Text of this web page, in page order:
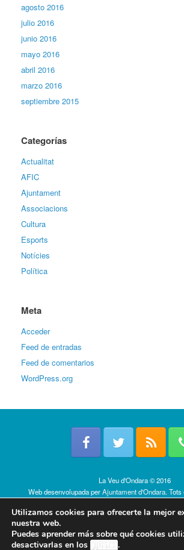
agosto 2016
julio 2016
junio 2016
mayo 2016
abril 2016
marzo 2016
septiembre 2015
Categorías
Actualitat
AFIC
Ajuntament
Associacions
Cultura
Esports
Notícies
Política
Meta
Acceder
Feed de entradas
Feed de comentarios
WordPress.org
La Veu d'Ondara © 2016
Web desenvolupada perAjuntament d'Ondara.
Utilizamos cookies para ofrecerte la mejor
nuestra web.
Puedes aprender más sobre qué cookies
desactivarlas en los ajustes.